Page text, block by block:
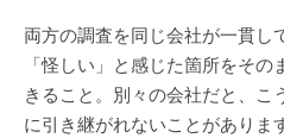
両方の調査を同じ会社が一貫し
「怪しい」と感じた箇所をそ
きること。別々の会社だと、
に引き継がれないことがありま